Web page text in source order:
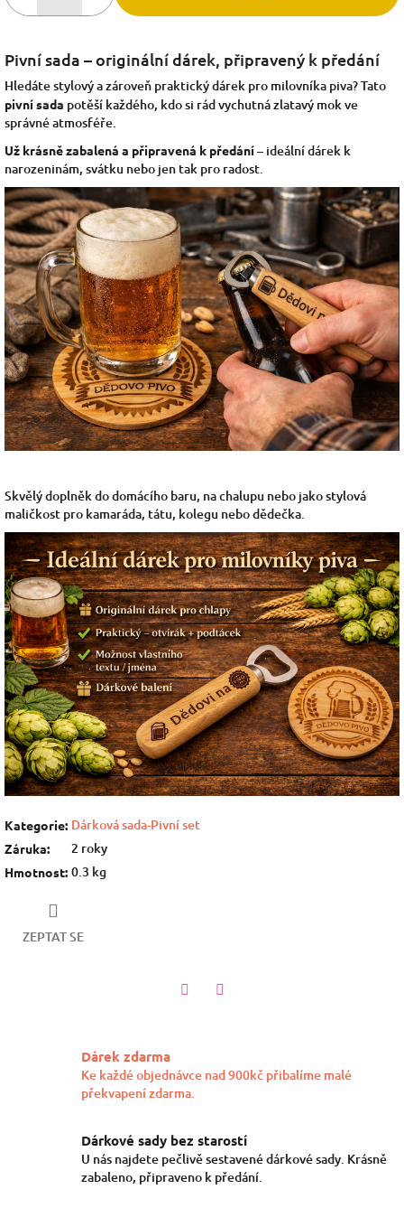
Pivní sada – originální dárek, připravený k předání
Hledáte stylový a zároveň praktický dárek pro milovníka piva? Tato
pivní sada potěší každého, kdo si rád vychutná zlatavý mok ve
správné atmosféře.
Už krásně zabalená a připravená k předání– ideální dárek k
narozeninám, svátku nebo jen tak pro radost.
Skvělý doplněk do domácího baru, na chalupu nebo jako stylová
maličkost pro kamaráda, tátu, kolegu nebo dědečka.
Kategorie: Dárková sada-Pivní set
Záruka: 2 roky
Hmotnost: 0.3 kg
ZEPTAT SE
Dárek zdarma
Ke každé objednávce nad 900kč přibalíme malé
překvapení zdarma.
Dárkové sady bez starostí
U nás najdete pečlivě sestavené dárkové sady. Krásně
zabaleno, připraveno k předání.